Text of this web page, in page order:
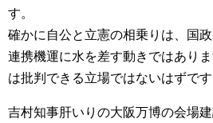
す。
確かに自公と立憲の相乗りは、国
連携機運に水を差す動きではあり
は批判できる立場ではないはずです
吉村知事肝いりの大阪万博の会場